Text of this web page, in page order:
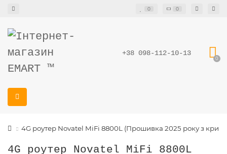
0 0
+38 098-112-10-13
0
4G роутер Novatel MiFi 8800L (Прошивка 2025 року з
4G роутер Novatel MiFi 8800L